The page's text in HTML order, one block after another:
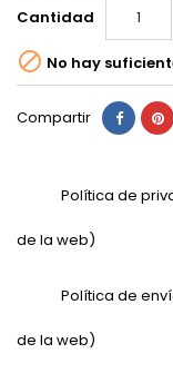
Cantidad
 No hay
Compartir
Política de
de la web)
Política de
de la web)